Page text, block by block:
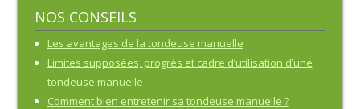
NOS CONSEILS
Les avantages de la tondeuse manuelle
Limites supposées, progrès et cadre d’utilisation d’une
tondeuse manuelle
Comment bien entretenir sa tondeuse manuelle ?